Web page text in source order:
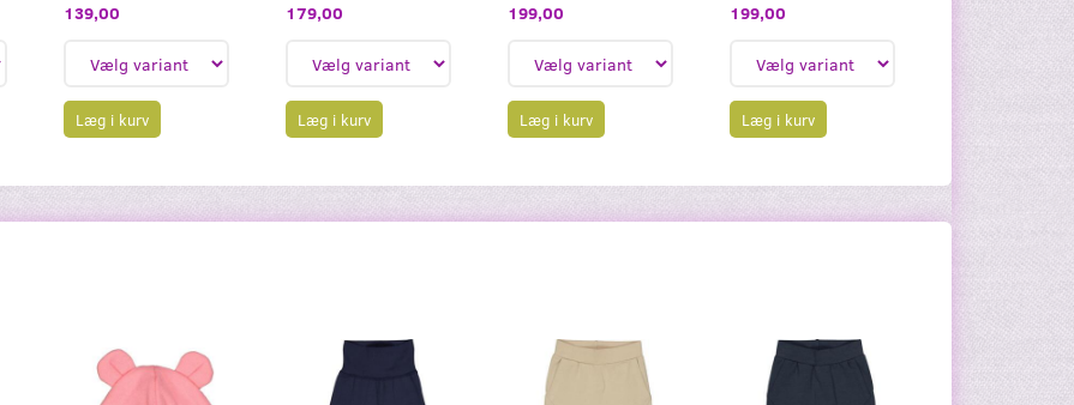
139,00
Læg i kurv
179,00
Læg i kurv
199,00
Læg i kurv
199,00
Læg i kurv